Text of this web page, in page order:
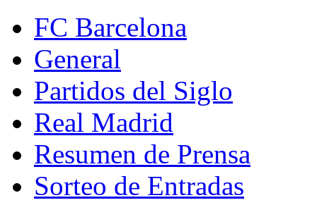
FC Barcelona
General
Partidos del Siglo
Real Madrid
Resumen de Prensa
Sorteo de Entradas